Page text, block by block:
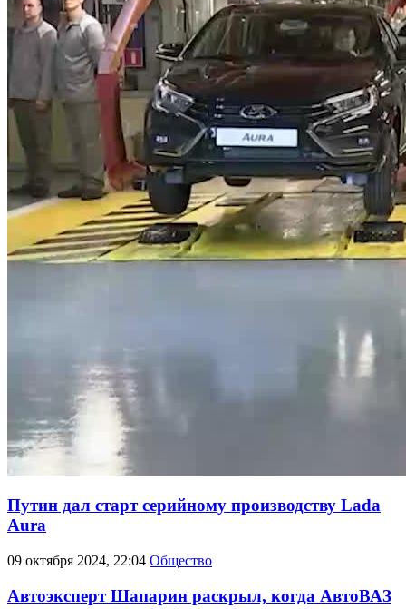
Путин дал старт серийному производству Lada
Aura
09 октября 2024, 22:04 Общество
Автоэксперт Шапарин раскрыл, когда АвтоВАЗ